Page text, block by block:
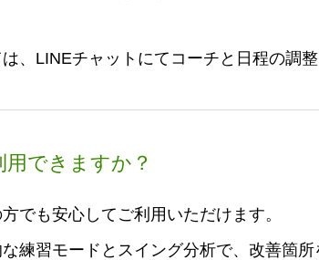
、LINEチャットにてコーチと日程の調整
できますか？
でも安心してご利用いただけます。
練習モードとスイング分析で、改善箇